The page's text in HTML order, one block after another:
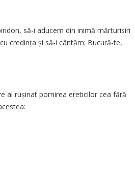
să-i aducem din inimă mărturisiri
credința și să-i cântăm: Bucură-te,
ai rușinat pornirea ereticilor cea fără